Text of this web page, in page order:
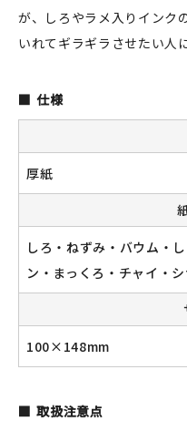
が、しろやラメ入りインク
いれてギラギラさせたい人
仕様
厚紙
しろ・ねずみ・バウム・
ン・まっくろ・チャイ・
100×148mm
取扱注意点